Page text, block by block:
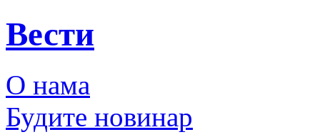
Вести
О нама
Будите новинар